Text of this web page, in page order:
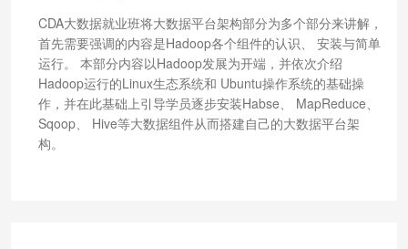
CDA大数据就业班将大数据平台架构部分为多个部分来讲解，
首先需要强调的内容是Hadoop各个组件的认识、 安装与简单
运行。 本部分内容以Hadoop发展为开端，并依次介绍
Hadoop运行的Linux生态系统和 Ubuntu操作系统的基础操
作，并在此基础上引导学员逐步安装Habse、 MapReduce、
Sqoop、 Hive等大数据组件从而搭建自己的大数据平台架
构。